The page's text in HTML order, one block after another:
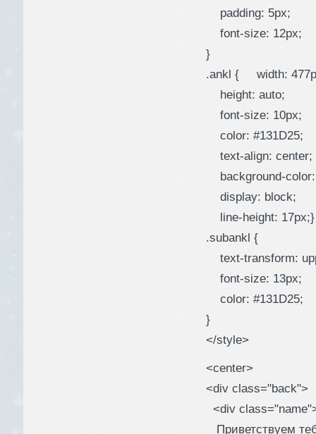
padding: 5px;
font-size: 12px;
}
.ankl { width:
height: auto;
font-size: 10px;
color: #131D25;
text-align: center;
background-color:
display: block;
line-height: 17px;}
.subankl {
text-transform:
font-size: 13px;
color: #131D25;
}
</style>
<center>
<div class="back">
<div
Приветствуем